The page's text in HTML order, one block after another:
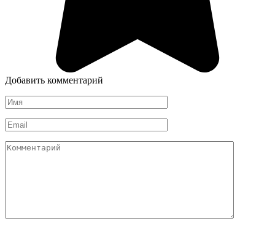
Добавить комментарий
Имя
*
Email
*
Комментарий